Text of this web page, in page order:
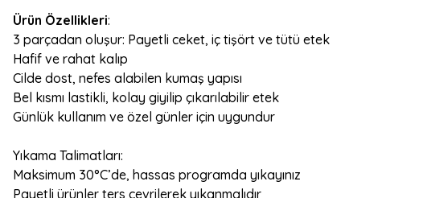
Ürün Özellikleri:
3 parçadan oluşur: Payetli ceket, iç tişört ve tütü etek
Hafif ve rahat kalıp
Cilde dost, nefes alabilen kumaş yapısı
Bel kısmı lastikli, kolay giyilip çıkarılabilir etek
Günlük kullanım ve özel günler için uygundur
Yıkama Talimatları:
Maksimum 30°C’de, hassas programda yıkayınız
Payetli ürünler ters çevrilerek yıkanmalıdır